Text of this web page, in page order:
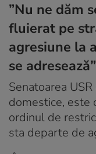
”Nu ne dăm
fluierat pe
agresiune la
se adresează”
Senatoarea
domestice, este
ordinul de
sta departe de